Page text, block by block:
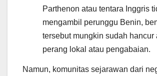
Parthenon atau tentara Inggris
mengambil perunggu Benin,
tersebut mungkin sudah hancur
perang lokal atau pengabaian.
Namun, komunitas sejarawan dari